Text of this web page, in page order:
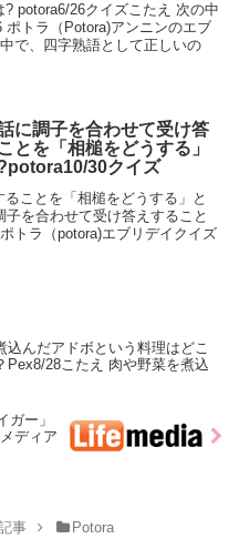
potora6/26クイズこたえ 次の中
トラ（Potora)アンニンのエブ
で、四字熟語として正しいの
に調子を合わせて受け答
とを「相槌をどうする」
30クイズ
ことを「相槌をどうする」と
を合わせて受け答えすること
トラ（potora)エブリデイクイズ
込んだアドボという料理はどこ
Pex8/28こたえ 肉や野菜を煮込
ガー」
ディア
事 Potora